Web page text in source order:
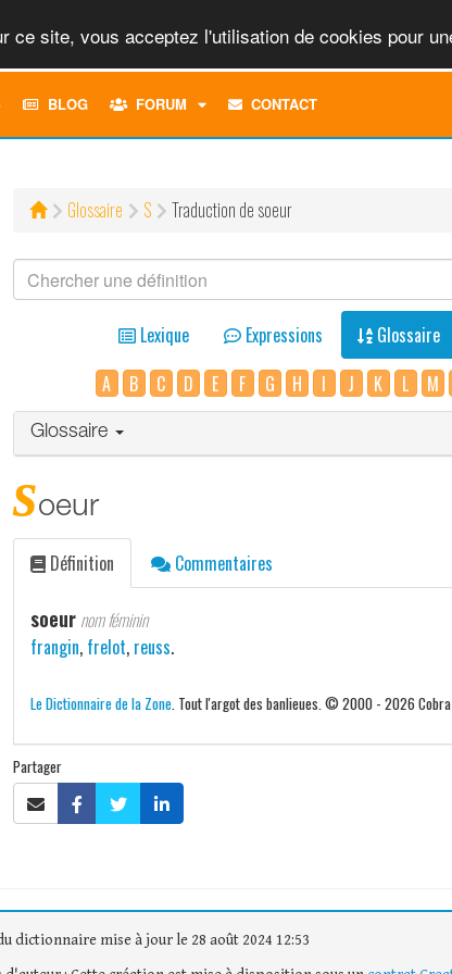
ce site, vous acceptez l'utilisation de cookies pour
BLOG FORUM
TOGGLECONTACT
Glossaire S Traduction de soeur
Lexique Expressions Glossaire
A
B C D E F G H I J K L M
Glossaire
soeur
Définition Commentaires
soeur nom féminin
frangin, frelot, reuss.
Le Dictionnaire de la Zone. Tout l'argot des banlieues. © 2000 - 2026 Cobra
Partager
dictionnaire mise à jour le 28 août 2024 12:53